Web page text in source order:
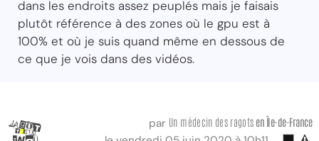
dans les endroits assez peuplés mais je faisais
plutôt référence à des zones où le gpu est à
100% et où je suis quand même en dessous de
ce que je vois dans des vidéos.
par Un médecin des ragots en Île-de-France